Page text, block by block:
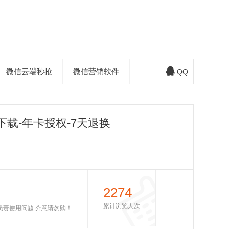
微信云端秒抢 微信营销软件 QQ
载-年卡授权-7天退换
使用问题 介意请勿购！
2274
累计浏览人次